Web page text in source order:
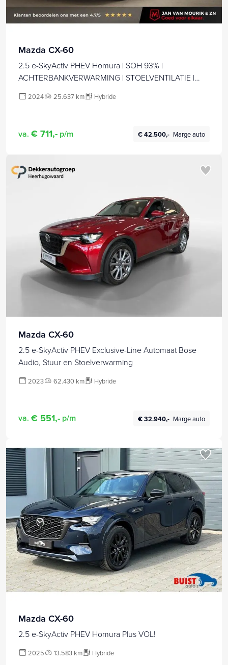
Mazda CX-60
2.5 e-SkyActiv PHEV Homura | SOH 93% |
ACHTERBANKVERWARMING | STOELVENTILATIE |
2024 25.637 km Hybride
va. € 711,- p/m € 42.500,- Marge auto
Mazda CX-60
2.5 e-SkyActiv PHEV Exclusive-Line Automaat Bose
Audio, Stuur en Stoelverwarming
2023 62.430 km Hybride
va. € 551,- p/m € 32.940,- Marge auto
Mazda CX-60
2.5 e-SkyActiv PHEV Homura Plus VOL!
2025 13.583 km Hybride